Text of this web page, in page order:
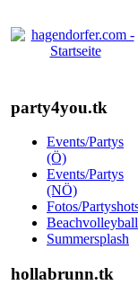
party4you.tk
Events/Partys
(Ö)
Events/Partys
(NÖ)
Fotos/
Beachvolleyball
Summersplash
hollabrunn.tk